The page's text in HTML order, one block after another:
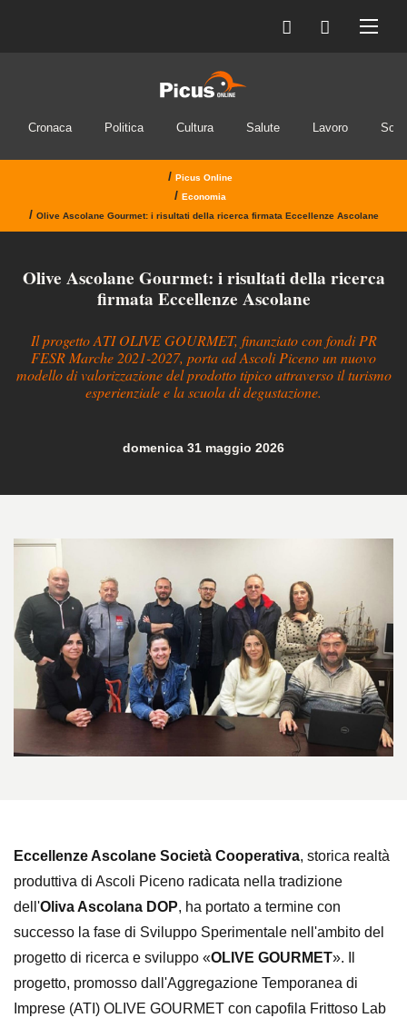
Cronaca Politica Cultura Salute Lavoro
/ Picus Online
/ Economia
/ Olive Ascolane Gourmet: i risultati della ricerca firmata Eccellenze Ascolane
Olive Ascolane Gourmet: i risultati della ricerca
firmata Eccellenze Ascolane
Il progetto ATI OLIVE GOURMET, finanziato con fondi PR
FESR Marche 2021-2027, porta ad Ascoli Piceno un nuovo
modello di valorizzazione del prodotto tipico attraverso il turismo
esperienziale e la scuola di degustazione.
domenica 31 maggio 2026
Eccellenze Ascolane Società Cooperativa, storica realtà
produttiva di Ascoli Piceno radicata nella tradizione
dell'Oliva Ascolana DOP, ha portato a termine con
successo la fase di Sviluppo Sperimentale nell'ambito del
progetto di ricerca e sviluppo «OLIVE GOURMET». Il
progetto, promosso dall'Aggregazione Temporanea di
Imprese (ATI) OLIVE GOURMET con capofila Frittoso Lab